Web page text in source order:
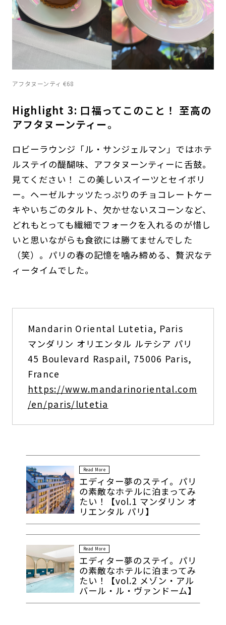
アフタヌーンティ €68
Highlight 3: 口福ってこのこと！ 至高の
アフタヌーンティー。
ロビーラウンジ「ル・サンジェルマン」ではホテ
ルステイの醍醐味、アフタヌーンティーに舌鼓。
見てください！ この美しいスイーツとセイボリ
ー。ヘーゼルナッツたっぷりのチョコレートケー
キやいちごのタルト、欠かせないスコーンなど、
どれもとっても繊細でフォークを入れるのが惜し
いと思いながらも食欲には勝てませんでした
（笑）。パリの春の記憶を噛み締める、贅沢なテ
ィータイムでした。
Mandarin Oriental Lutetia, Paris
マンダリン オリエンタル ルテシア パリ
45 Boulevard Raspail, 75006 Paris,
France
https://www.mandarinoriental.com
/en/paris/lutetia
Read More
エディター夢のステイ。パリ
の素敵なホテルに泊まってみ
たい！【vol.1 マンダリン オ
リエンタル パリ】
Read More
エディター夢のステイ。パリ
の素敵なホテルに泊まってみ
たい！【vol.2 メゾン・アル
バール・ル・ヴァンドーム】